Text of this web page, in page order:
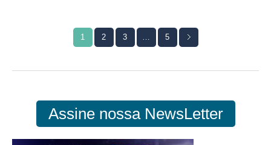
1 2 3 5
Assine nossa NewsLetter